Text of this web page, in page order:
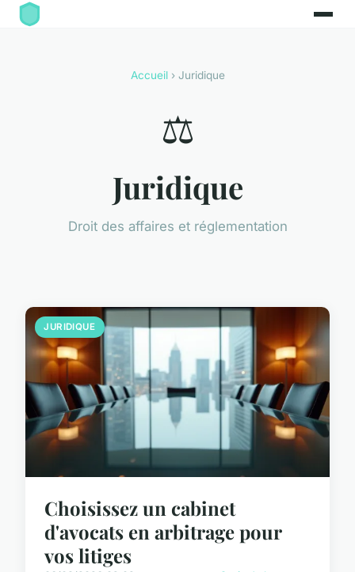
Accueil› Juridique
⚖️
Juridique
Droit des affaires et réglementation
JURIDIQUE
Choisissez un cabinet
d'avocats en arbitrage pour
vos litiges